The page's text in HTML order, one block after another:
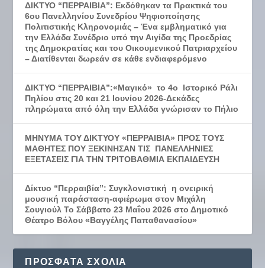
ΔΙΚΤΥΟ “ΠΕΡΡΑΙΒΙΑ”: Εκδόθηκαν τα Πρακτικά του
6ου Πανελληνίου Συνεδρίου Ψηφιοποίησης
Πολιτιστικής Κληρονομιάς – Ένα εμβληματικό για
την Ελλάδα Συνέδριο υπό την Αιγίδα της Προεδρίας
της Δημοκρατίας και του Οικουμενικού Πατριαρχείου
– Διατίθενται δωρεάν σε κάθε ενδιαφερόμενο
ΔΙΚΤΥΟ “ΠΕΡΡΑΙΒΙΑ”:«Μαγικό» το 4ο Ιστορικό Ράλι
Πηλίου στις 20 και 21 Ιουνίου 2026-Δεκάδες
πληρώματα από όλη την Ελλάδα γνώρισαν το Πήλιο
ΜΗΝΥΜΑ ΤΟΥ ΔΙΚΤΥΟΥ «ΠΕΡΡΑΙΒΙΑ» ΠΡΟΣ ΤΟΥΣ
ΜΑΘΗΤΕΣ ΠΟΥ ΞΕΚΙΝΗΣΑΝ ΤΙΣ ΠΑΝΕΛΛΗΝΙΕΣ
ΕΞΕΤΑΣΕΙΣ ΓΙΑ ΤΗΝ ΤΡΙΤΟΒΑΘΜΙΑ ΕΚΠΑΙΔΕΥΣΗ
Δίκτυο “Περραιβία”: Συγκλονιστική η ονειρική
μουσική παράσταση-αφιέρωμα στον Μιχάλη
Σουγιούλ Το Σάββατο 23 Μαΐου 2026 στο Δημοτικό
Θέατρο Βόλου «Βαγγέλης Παπαθανασίου»
ΠΡΌΣΦΑΤΑ ΣΧΌΛΙΑ